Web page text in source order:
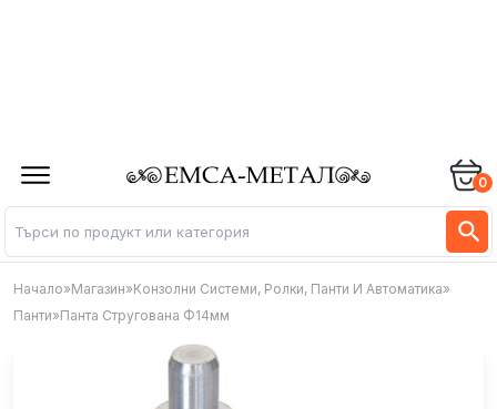
0
Начало»Магазин»Конзолни Системи, Ролки, Панти И Автоматика»
Панти»Панта Стругована Ф14мм